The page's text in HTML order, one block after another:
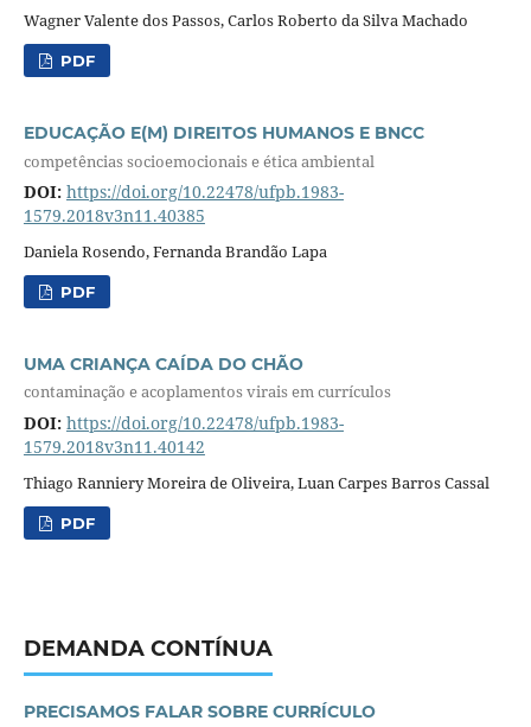
Wagner Valente dos Passos, Carlos Roberto da Silva Machado
PDF
EDUCAÇÃO E(M) DIREITOS HUMANOS E BNCC
competências socioemocionais e ética ambiental
DOI: https://doi.org/10.22478/ufpb.1983-
1579.2018v3n11.40385
Daniela Rosendo, Fernanda Brandão Lapa
PDF
UMA CRIANÇA CAÍDA DO CHÃO
contaminação e acoplamentos virais em currículos
DOI: https://doi.org/10.22478/ufpb.1983-
1579.2018v3n11.40142
Thiago Ranniery Moreira de Oliveira, Luan Carpes Barros Cassal
PDF
DEMANDA CONTÍNUA
PRECISAMOS FALAR SOBRE CURRÍCULO